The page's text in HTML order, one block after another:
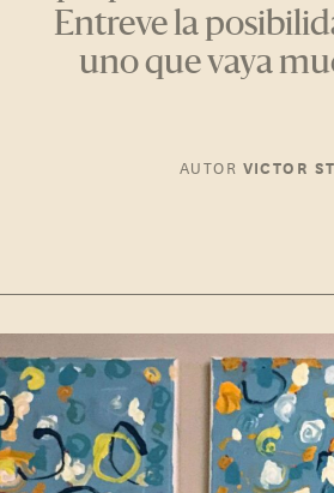
Entreve la
uno que vaya
AUTOR VICTOR